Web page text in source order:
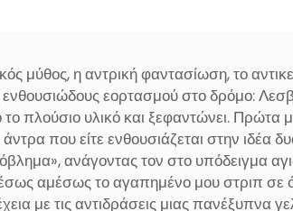
μύθος, η αντρική φαντασίωση, το
ενθουσιώδους εορτασμού στο δρόμο:
το πλούσιο υλικό και ξεφαντώνει. Πρώτα
που είτε ενθουσιάζεται στην ιδέα
ανάγοντας τον στο υπόδειγμα
αμέσως το αγαπημένο μου στριπ σε
με τις αντιδράσεις μιας πανέξυπνα